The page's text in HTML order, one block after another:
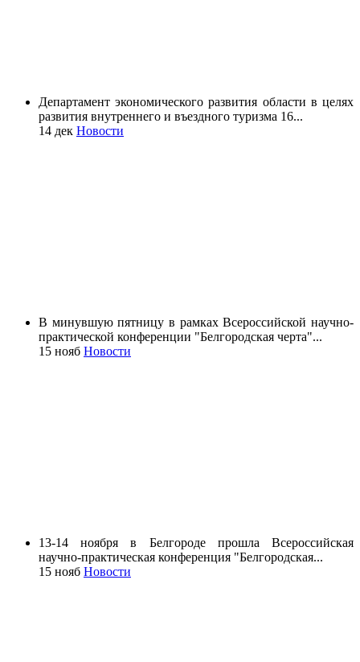
Департамент экономического развития области в целях
развития внутреннего и въездного туризма 16...
14 дек Новости
В минувшую пятницу в рамках Всероссийской научно-
практической конференции "Белгородская черта"...
15 нояб Новости
13-14 ноября в Белгороде прошла Всероссийская
научно-практическая конференция "Белгородская...
15 нояб Новости